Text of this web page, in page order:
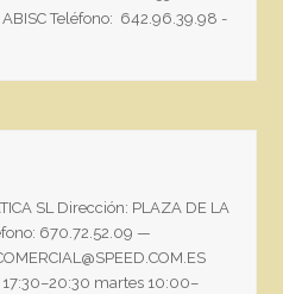
ABISC Teléfono: 642.96.39.98 -
SL Dirección: PLAZA DE LA
670.72.52.09 —
martes 10:00–